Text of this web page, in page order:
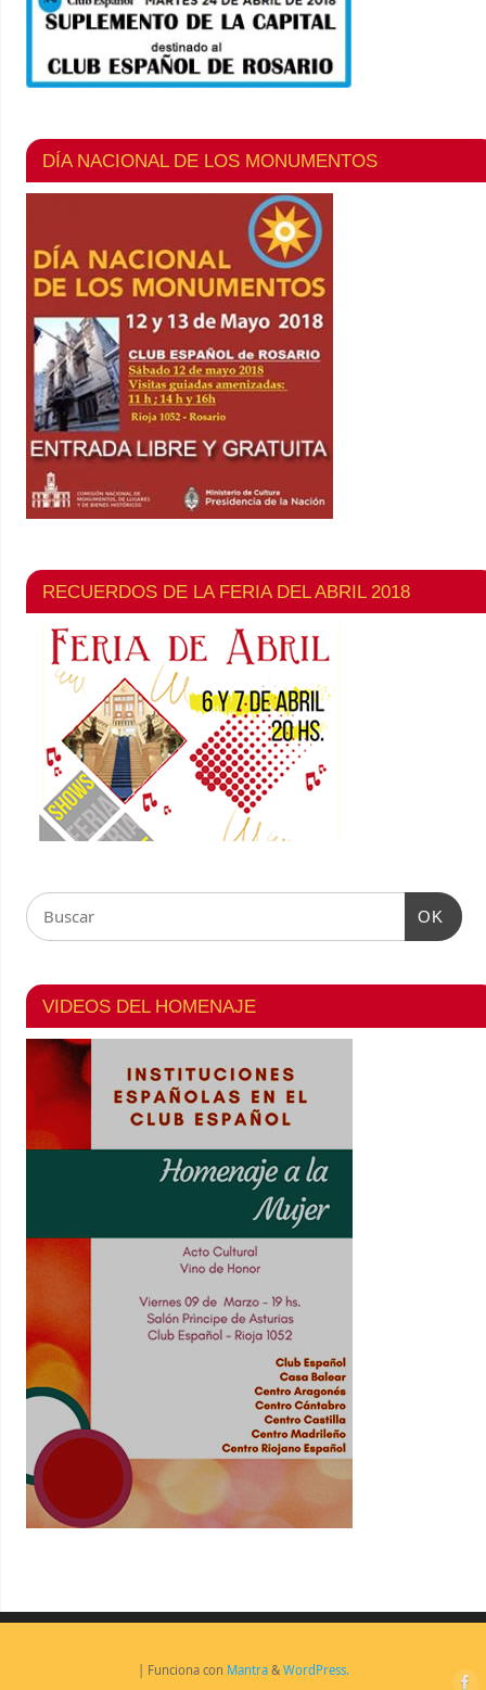
DÍA NACIONAL DE LOS MONUMENTOS
RECUERDOS DE LA FERIA DEL ABRIL 2018
OK
VIDEOS DEL HOMENAJE
| Funciona con Mantra& WordPress.